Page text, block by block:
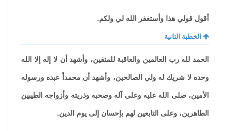
أقول قولي هذا وأستغفر الله لي ولكم.
الخطبة الثانية
الحمد لله رب العالمين والعاقبة للمتقين، وأشهد أن لا إله إلا الله
وحده لا شريك له ولي الصالحين، وأشهد أن محمداً عبده ورسوله
الأمين، صلى الله عليه وعلى آله وصحبه وذريته وأزواجه الطيبين
الطاهرين، وعلى التابعين لهم بإحسان إلى يوم الدين.